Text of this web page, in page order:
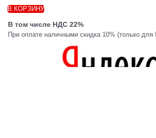
В КОРЗИНУ
В том числе НДС 22%
При оплате наличными скидка 10% (только